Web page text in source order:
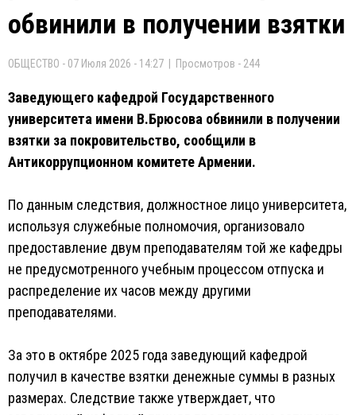
обвинили в получении взятки
ОБЩЕСТВО - 07 Июля 2026 - 14:27 | Просмотров - 244
Заведующего кафедрой Государственного
университета имени В.Брюсова обвинили в получении
взятки за покровительство, сообщили в
Антикоррупционном комитете Армении.
По данным следствия, должностное лицо университета,
используя служебные полномочия, организовало
предоставление двум преподавателям той же кафедры
не предусмотренного учебным процессом отпуска и
распределение их часов между другими
преподавателями.
За это в октябре 2025 года заведующий кафедрой
получил в качестве взятки денежные суммы в разных
размерах. Следствие также утверждает, что